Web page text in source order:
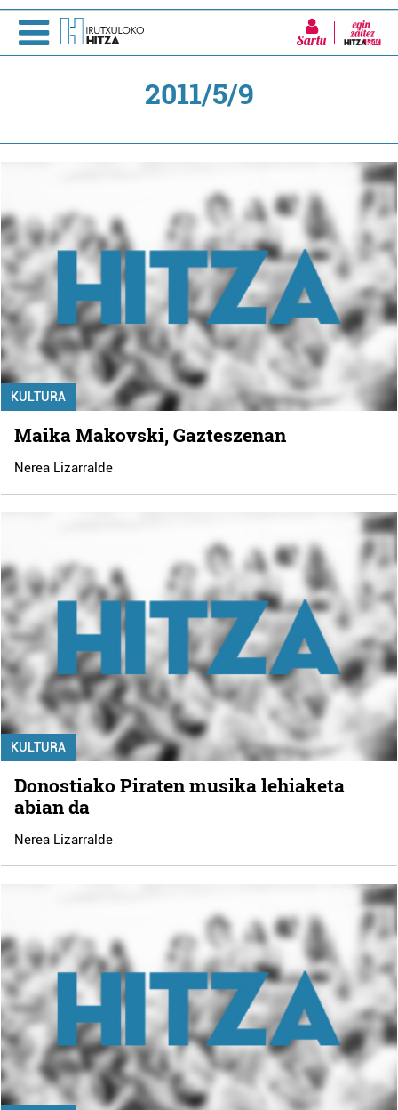
Sartu
2011/5/9
KULTURA
Maika Makovski, Gazteszenan
Nerea Lizarralde
KULTURA
Donostiako Piraten musika lehiaketa
abian da
Nerea Lizarralde